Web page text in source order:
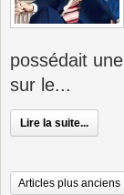
possédait
sur le...
Lire la suite...
Articles plus anciens